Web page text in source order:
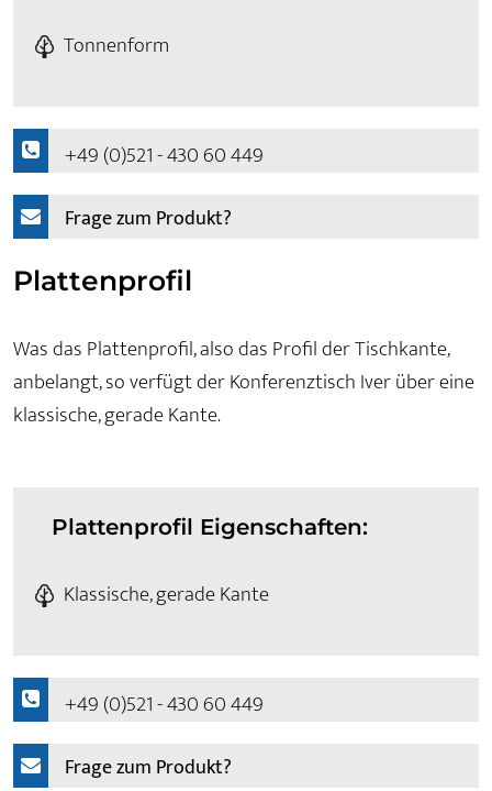
Tonnenform
+49 (0)521 - 430 60 449
Frage zum Produkt?
Plattenprofil
Was das Plattenprofil, also das Profil der Tischkante,
anbelangt, so verfügt der Konferenztisch Iver über eine
klassische, gerade Kante.
Plattenprofil Eigenschaften:
Klassische, gerade Kante
+49 (0)521 - 430 60 449
Frage zum Produkt?